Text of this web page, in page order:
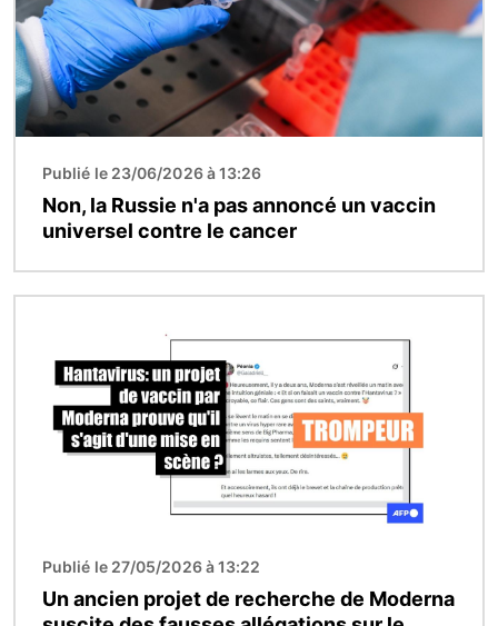
Publié le 23/06/2026 à 13:26
Non, la Russie n'a pas annoncé un vaccin
universel contre le cancer
Publié le 27/05/2026 à 13:22
Un ancien projet de recherche de Moderna